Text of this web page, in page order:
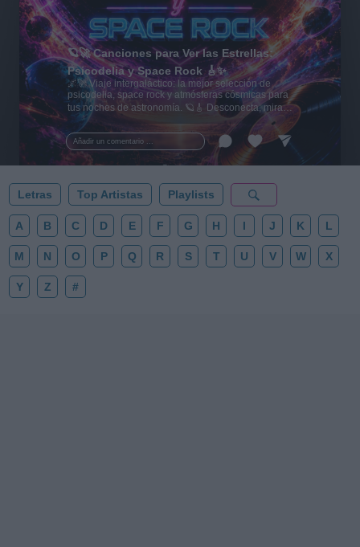
Añadir un comentario ...
🪐🚀 Canciones para Ver las Estrellas:
Psicodelia y Space Rock 🎸✨
🌌🚀 Viaje intergaláctico: la mejor selección de
psicodelia, space rock y atmósferas cósmicas para
tus noches de astronomía. 🪐🎸 Desconecta, mira
al firmamento y siente la gravedad cero. 💾 ¡Guarda
esta colección para tu próxima noche estrellada!
✨⭐
Letras Top Artistas Playlists
A B C D E F G H I J K L
M N O P Q R S T U V W X
Y Z #